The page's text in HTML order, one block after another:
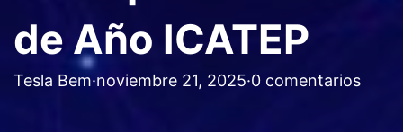
de Año ICATEP
Tesla Bem·noviembre 21, 2025·0 comentarios